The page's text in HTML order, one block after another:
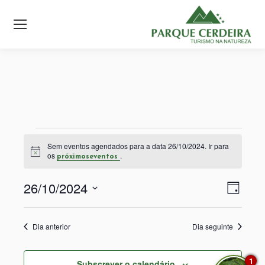
Eventos
26/10/2024
Aviso
Sem eventos agendados para a data 26/10/2024. Ir para
os próximoseventos .
de
de
de
Dia
26/10/2024
data.Dia anterior Dia seguinte
1